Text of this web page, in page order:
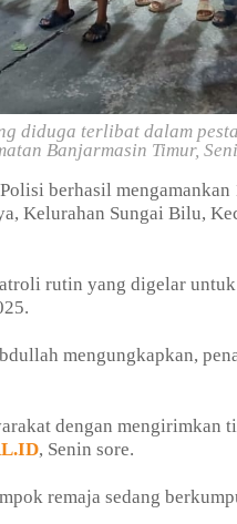
diduga terlibat dalam
Banjarmasin Timur,
berhasil
Kelurahan Sungai Bilu,
rutin yang digelar
mengungkapkan,
dengan mengirimkan
, Senin sore.
remaja sedang